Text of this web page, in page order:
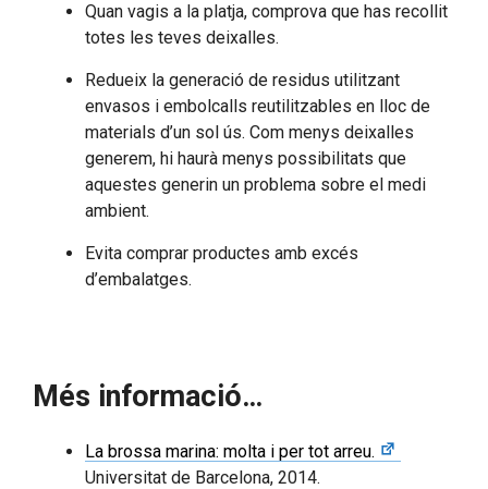
Quan vagis a la platja, comprova que has recollit
totes les teves deixalles.
Redueix la generació de residus utilitzant
envasos i embolcalls reutilitzables en lloc de
materials d’un sol ús. Com menys deixalles
generem, hi haurà menys possibilitats que
aquestes generin un problema sobre el medi
ambient.
Evita comprar productes amb excés
d’embalatges.
Més informació…
La brossa marina: molta i per tot arreu.
Universitat de Barcelona, 2014.